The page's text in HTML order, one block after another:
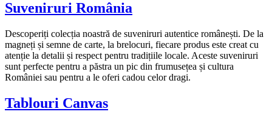
Suveniruri România
Descoperiți colecția noastră de suveniruri autentice românești. De la
magneți și semne de carte, la brelocuri, fiecare produs este creat cu
atenție la detalii și respect pentru tradițiile locale. Aceste suveniruri
sunt perfecte pentru a păstra un pic din frumusețea și cultura
României sau pentru a le oferi cadou celor dragi.
Tablouri Canvas